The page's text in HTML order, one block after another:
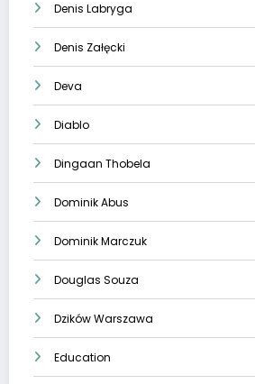
Denis Labryga
Denis Załęcki
Deva
Diablo
Dingaan Thobela
Dominik Abus
Dominik Marczuk
Douglas Souza
Dzików Warszawa
Education